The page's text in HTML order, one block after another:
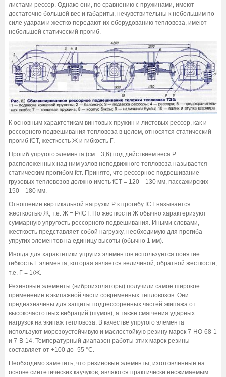
листами рессор. Однако они, по сравнению с пружинами, имеют
достаточно большой вес и габариты, нечувствительны к небольшим по
силе ударам и жестко передают их оборудованию тепловоза, имеют
небольшой статический прогиб.
К основным характетикам винтовых пружин и листовых рессор, как и
рессорного подвешивания тепловоза в целом, относятся статический
прогиб fСТ, жесткость Ж и гибкость Г.
Прогиб упругого элемента (см. . 3,6) под действием веса Р
расположенных над ним узлов неподвижного тепловоза называется
статическим прогибом fст. Принято, что рессорное подвешивание
грузовых тепловозов должно иметь fСТ = 120—130 мм, пассажирских—
150—180 мм.
Отношение вертикальной нагрузки Р к прогибу fСТ называется
жесткостью Ж, т.е. Ж = Р/fСТ. По жесткости Ж обычно характеризуют
суммарную упругость рессорного подвешивания. Иными словами,
жесткость представляет собой нагрузку, необходимую для прогиба
упругих элементов на единицу высоты (обычно 1 мм).
Иногда для характетики упругих элементов используется понятие
гибкость Г элемента, которая является величиной, обратной жесткости,
т.е. Г = 1/Ж.
Резиновые элементы (виброизоляторы) получили самое широкое
применение в экипажной части современных тепловозов. Они
предназначены для защиты подрессоренных частей экипажа от
высокочастотных вибраций (шумов), а также смягчения ударных
нагрузок на экипаж тепловоза. В качестве упругого элемента
используют морозоустойчивую и маслостойкую резину марок 7-НО-68-1
и 7-В-14. Температурный диапазон работы этих марок резины
составляет от +100 до -55 °С.
Необходимо заметить, что резиновые элементы, изготовленные на
основе синтетических каучуков, являются практически несжимаемым